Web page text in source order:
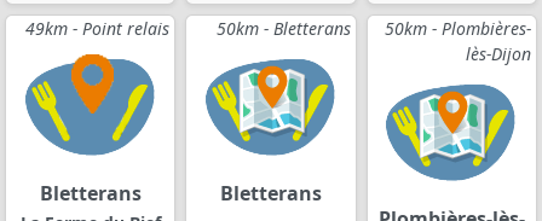
49km - Point relais
Bletterans
50km - Bletterans
Bletterans
50km - Plombières-
lès-Dijon